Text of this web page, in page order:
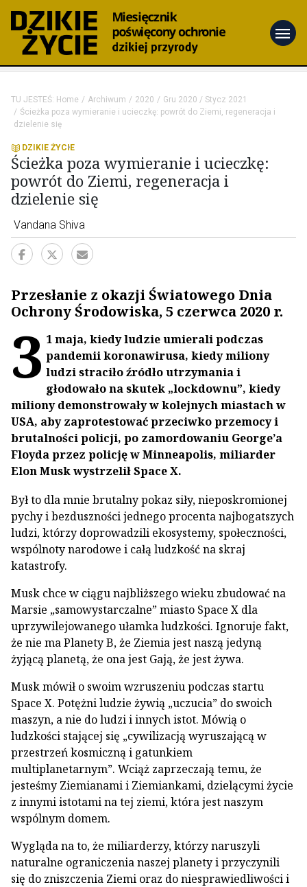
menu
TU JESTEŚ: Home Archiwum 2020
Gru 2020 / Stycz 2021
Ścieżka poza wymieranie i ucieczkę: powrót do Ziemi, regeneracja i
dzielenie się
DZIKIE ŻYCIE
Ścieżka poza wymieranie i ucieczkę:
powrót do Ziemi, regeneracja i
dzielenie się
Vandana Shiva
Przesłanie z okazji Światowego Dnia
Ochrony Środowiska, 5 czerwca 2020 r.
3 1 maja, kiedy ludzie umierali podczas
pandemii koronawirusa, kiedy miliony
ludzi straciło źródło utrzymania i
głodowało na skutek „lockdownu”, kiedy
miliony demonstrowały w kolejnych miastach w
USA, aby zaprotestować przeciwko przemocy i
brutalności policji, po zamordowaniu George’a
Floyda przez policję w Minneapolis, miliarder
Elon Musk wystrzelił Space X.
Był to dla mnie brutalny pokaz siły, nieposkromionej
pychy i bezduszności jednego procenta najbogatszych
ludzi, którzy doprowadzili ekosystemy, społeczności,
wspólnoty narodowe i całą ludzkość na skraj
katastrofy.
Musk chce w ciągu najbliższego wieku zbudować na
Marsie „samowystarczalne” miasto Space X dla
uprzywilejowanego ułamka ludzkości. Ignoruje fakt,
że nie ma Planety B, że Ziemia jest naszą jedyną
żyjącą planetą, że ona jest Gają, że jest żywa.
Musk mówił o swoim wzruszeniu podczas startu
Space X. Potężni ludzie żywią „uczucia” do swoich
maszyn, a nie do ludzi i innych istot. Mówią o
ludzkości stającej się „cywilizacją wyruszającą w
przestrzeń kosmiczną i gatunkiem
multiplanetarnym”. Wciąż zaprzeczają temu, że
jesteśmy Ziemianami i Ziemiankami, dzielącymi życie
z innymi istotami na tej ziemi, która jest naszym
wspólnym domem.
Wygląda na to, że miliarderzy, którzy naruszyli
naturalne ograniczenia naszej planety i przyczynili
się do zniszczenia Ziemi oraz do niesprawiedliwości i